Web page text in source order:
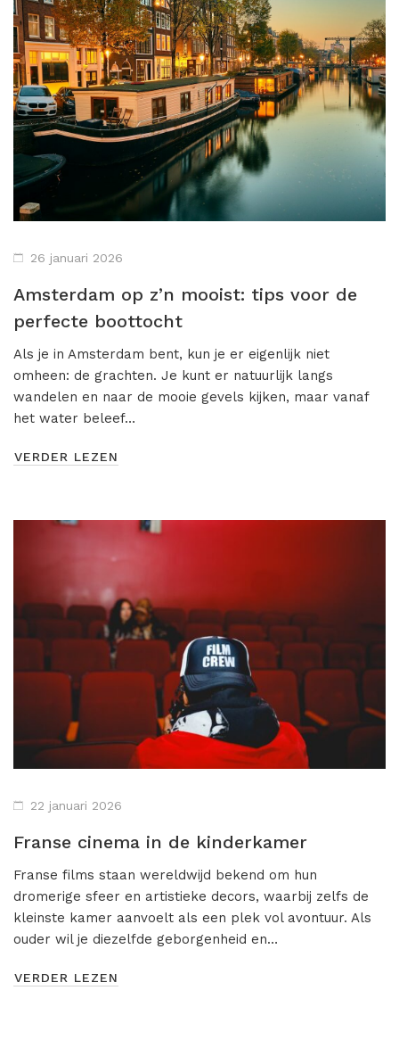
Misdaad
Musical
Oorlogsfilm
Romantische komedie
Thriller
26 januari 2026
Amsterdam op z’n mooist: tips voor de
perfecte boottocht
Als je in Amsterdam bent, kun je er eigenlijk niet
omheen: de grachten. Je kunt er natuurlijk langs
wandelen en naar de mooie gevels kijken, maar vanaf
het water beleef…
VERDER LEZEN
22 januari 2026
Franse cinema in de kinderkamer
Franse films staan wereldwijd bekend om hun
dromerige sfeer en artistieke decors, waarbij zelfs de
kleinste kamer aanvoelt als een plek vol avontuur. Als
ouder wil je diezelfde geborgenheid en…
VERDER LEZEN